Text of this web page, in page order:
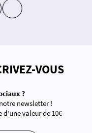
yt in
VOUS
?
newsletter !
d'une valeur de 10€